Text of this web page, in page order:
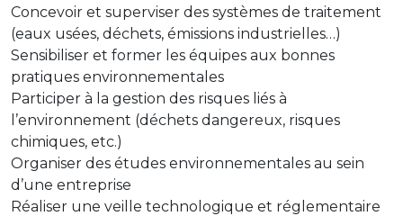
Concevoir et superviser des systèmes de traitement
(eaux usées, déchets, émissions industrielles…)
Sensibiliser et former les équipes aux bonnes
pratiques environnementales
Participer à la gestion des risques liés à
l’environnement (déchets dangereux, risques
chimiques, etc.)
Organiser des études environnementales au sein
d’une entreprise
Réaliser une veille technologique et réglementaire